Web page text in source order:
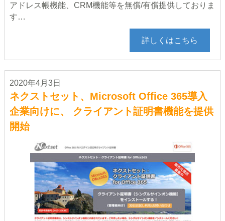
アドレス帳機能、CRM機能等を無償/有償提供しておりま
す…
詳しくはこちら
2020年4月3日
ネクストセット、Microsoft Office 365導入
企業向けに、 クライアント証明書機能を提供
開始